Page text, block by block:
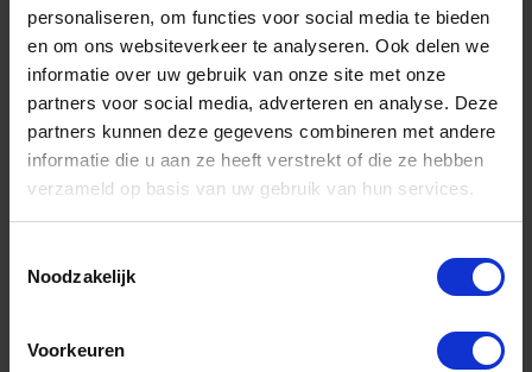
personaliseren, om functies voor social media te bieden
en om ons websiteverkeer te analyseren. Ook delen we
informatie over uw gebruik van onze site met onze
partners voor social media, adverteren en analyse. Deze
partners kunnen deze gegevens combineren met andere
informatie die u aan ze heeft verstrekt of die ze hebben
verzameld op basis van uw gebruik van hun services.
Noodzakelijk
Voorkeuren
GEBR. BODEGRAVEN Regeldrager SV 46X66MM
Voorraad: 84 op voorraad